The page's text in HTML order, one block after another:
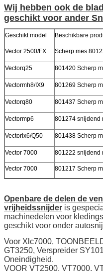
Wij hebben ook de
geschikt voor ander
Geschikt model Beschikbare
Vector 2500/FX Scherp mes
Vectorq25 801420 Scherp
Vectormh8/IX9 801269 Scherp
Vectorq80 801437 Scherp
Vectormp6 801274 snijdend
Vectorix6/Q50 801438 Scherp
Vector 7000 801222 snijdend
Vector 7000 801217 Scherp
Openbare de delen de
vrijheidssnijder is
machinedelen voor
geschikt voor onder
Voor Xlc7000,
GT3250, Verspreider
Oneindigheid.
VOOR VT2500, VT7000,